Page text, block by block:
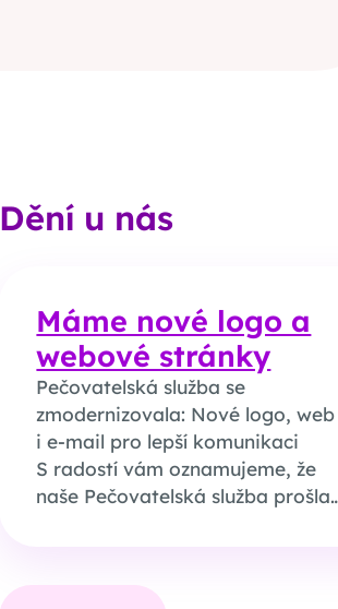
Dění u nás
Máme nové logo a
webové stránky
Pečovatelská služba se
zmodernizovala: Nové logo, web
i e-mail pro lepší komunikaci
S radostí vám oznamujeme, že
naše Pečovatelská služba